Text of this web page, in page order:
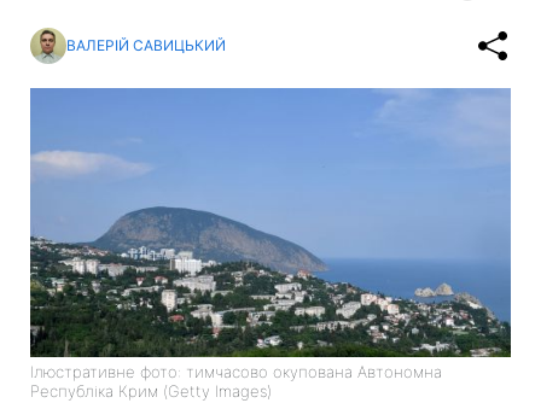
ВАЛЕРІЙ САВИЦЬКИЙ
Ілюстративне фото: тимчасово окупована Автономна
Республіка Крим (Getty Images)